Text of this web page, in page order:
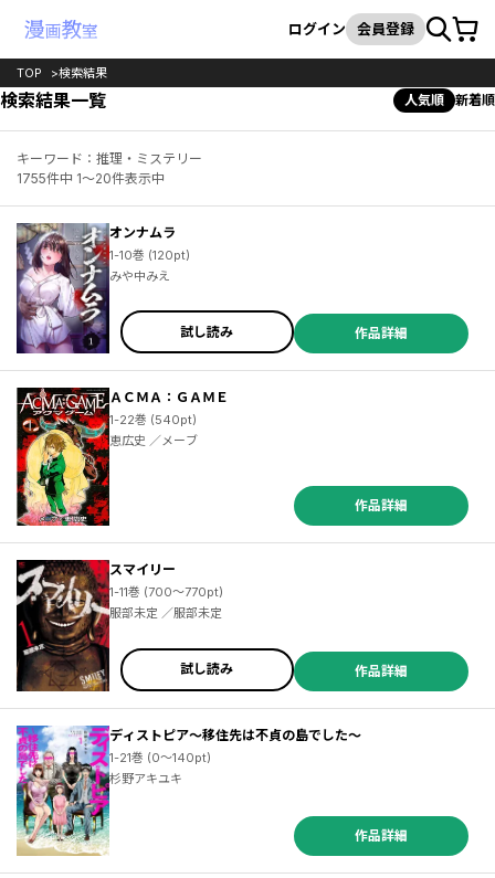
検索
ログイン 会員登録カート
TOP 検索結果
検索結果一覧 人気順 新着順
キーワード：推理・ミステリー
1755件中 1～20件表示中
オンナムラ
1-10巻 (120pt)
みや中みえ
試し読み 作品詳細
ＡＣＭＡ：ＧＡＭＥ
1-22巻 (540pt)
恵広史 ／メーブ
作品詳細
スマイリー
1-11巻 (700～770pt)
服部未定 ／服部未定
試し読み 作品詳細
ディストピア～移住先は不貞の島でした～
1-21巻 (0～140pt)
杉野アキユキ
作品詳細